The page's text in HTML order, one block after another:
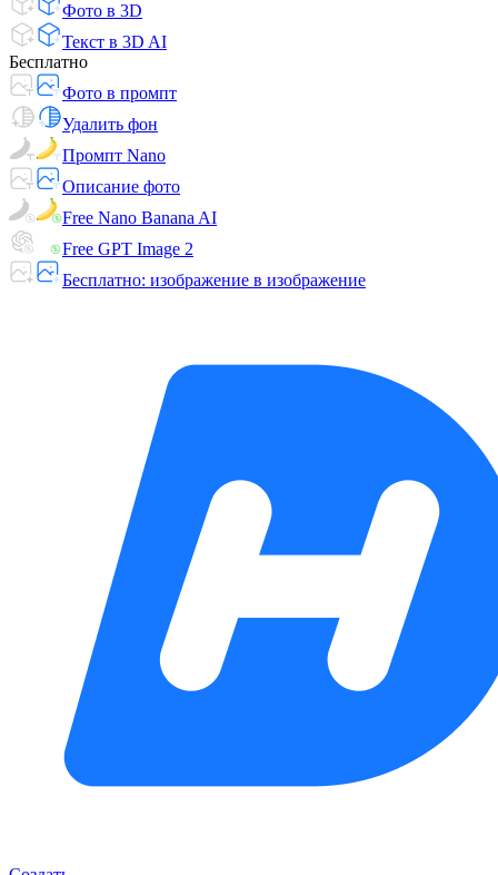
Фото в 3D
Текст в 3D AI
Бесплатно
Фото в промпт
Удалить фон
Промпт Nano
Описание фото
Free Nano Banana AI
Free GPT Image 2
Бесплатно: изображение в изображение